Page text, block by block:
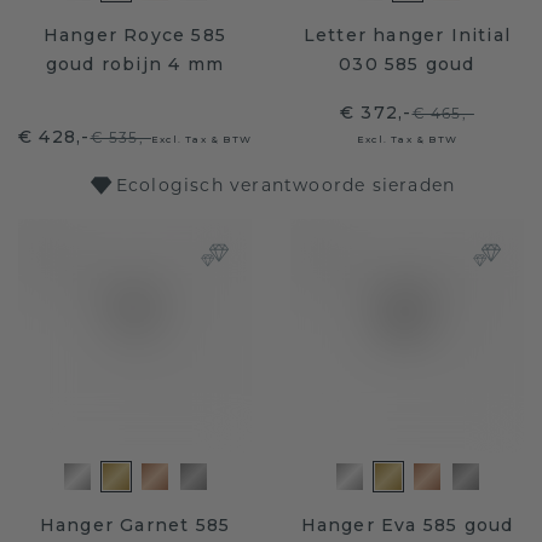
Hanger Royce 585
goud robijn 4 mm
€ 428,-€ 535,-Excl. Tax & BTW
Letter hanger Initial
030 585 goud
€ 372,-€ 465,-
Excl. Tax & BTW
Ecologisch verantwoorde sieraden
Hanger Garnet 585 Hanger Eva 585 goud